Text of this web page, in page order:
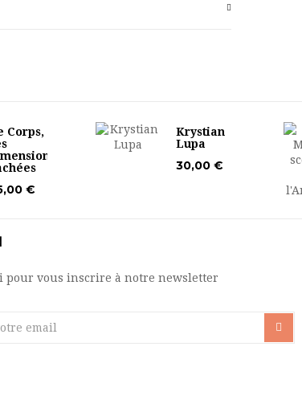
Corps,
€
Krystian
Lupa
30,00 €
pour vous inscrire à notre newsletter